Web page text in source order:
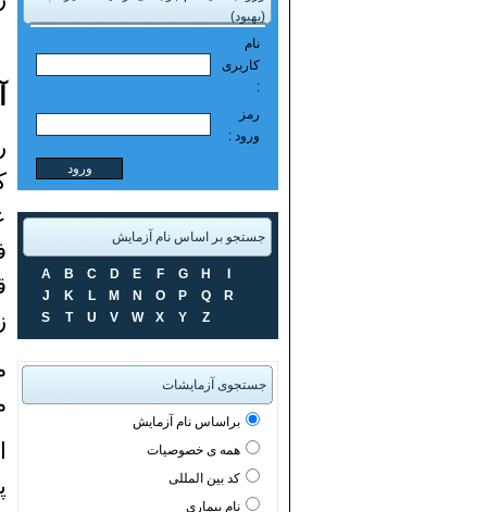
(بهبود)
نام
کاربری
:
رمز
ورود :
جستجو بر اساس نام آزمایش
A B C D E F G H
J
K L M N O P Q
R
S
T U V W X Y Z
جستجوی آزمایشات
براساس نام آزمایش
همه ی خصوصیات
کد بین المللی
نام بیماری